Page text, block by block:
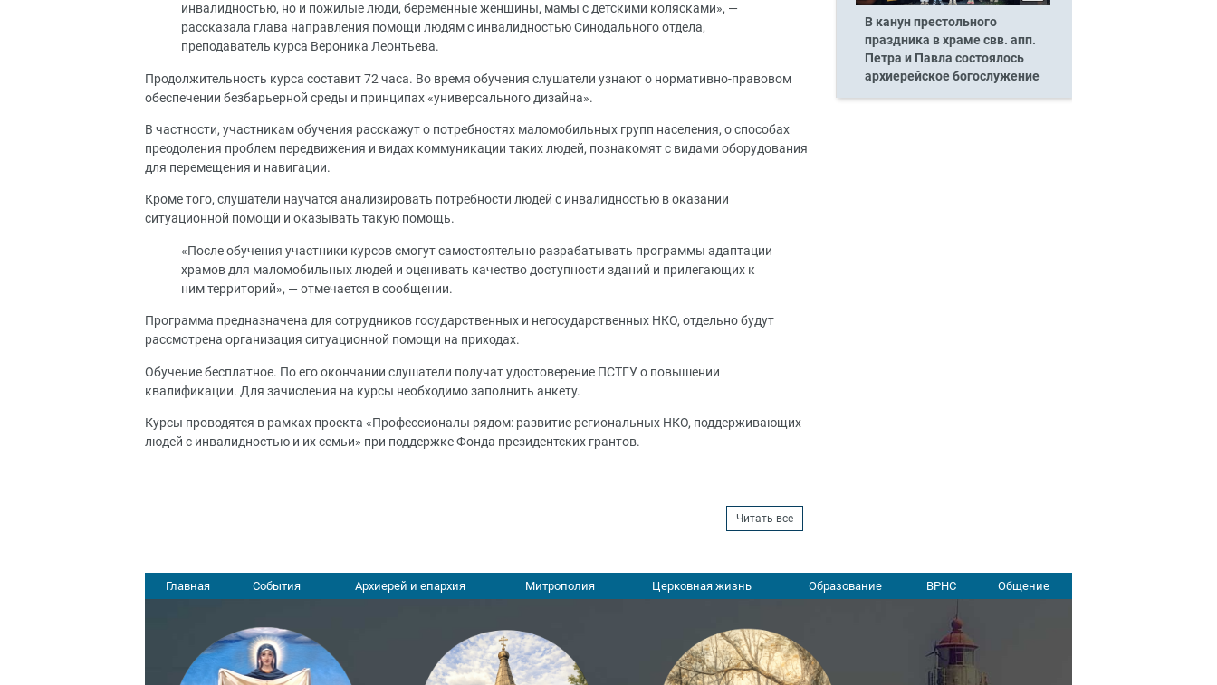
инвалидностью, но и пожилые люди, беременные женщины, мамы с детскими колясками», —
рассказала глава направления помощи людям с инвалидностью Синодального отдела,
преподаватель курса Вероника Леонтьева.
Продолжительность курса составит 72 часа. Во время обучения слушатели узнают о нормативно-правовом
обеспечении безбарьерной среды и принципах «универсального дизайна».
В частности, участникам обучения расскажут о потребностях маломобильных групп населения, о способах
преодоления проблем передвижения и видах коммуникации таких людей, познакомят с видами оборудования
для перемещения и навигации.
Кроме того, слушатели научатся анализировать потребности людей с инвалидностью в оказании
ситуационной помощи и оказывать такую помощь.
«После обучения участники курсов смогут самостоятельно разрабатывать программы адаптации
храмов для маломобильных людей и оценивать качество доступности зданий и прилегающих к
ним территорий», — отмечается в сообщении.
Программа предназначена для сотрудников государственных и негосударственных НКО, отдельно будут
рассмотрена организация ситуационной помощи на приходах.
Обучение бесплатное. По его окончании слушатели получат удостоверение ПСТГУ о повышении
квалификации. Для зачисления на курсы необходимо заполнить анкету.
Курсы проводятся в рамках проекта «Профессионалы рядом: развитие региональных НКО, поддерживающих
людей с инвалидностью и их семьи» при поддержке Фонда президентских грантов.
Читать все
В канун престольного
праздника в храме свв. апп.
Петра и Павла состоялось
архиерейское богослужение
Главная События Архиерей и епархия Митрополия Церковная жизнь Образование ВРНС Общение